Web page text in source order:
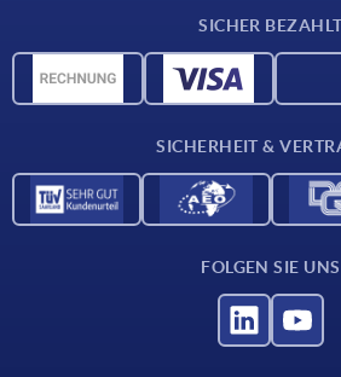
CAD-Daten
SICHER
SICHERHEIT &
FOLGEN SIE UNS